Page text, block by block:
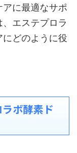
に最適なサポ
エステプロラ
どのように役
ボ酵素ド